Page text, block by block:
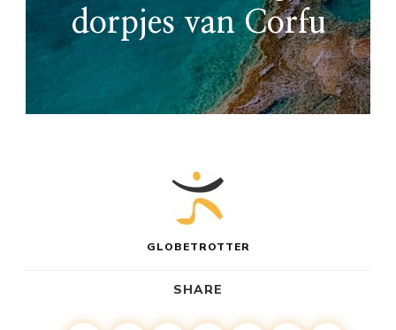
dorpjes van Corfu
GLOBETROTTER
SHARE